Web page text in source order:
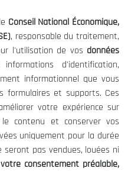
de nous
l'accès à ce
restreint.
Conseil National Économique,
, responsable du traitement,
l'utilisation de vos données
d'identification,
informationnel que vous
formulaires et supports. Ces
votre expérience sur
contenu et conserver vos
uniquement pour la durée
pas vendues, louées ni
consentement préalable,